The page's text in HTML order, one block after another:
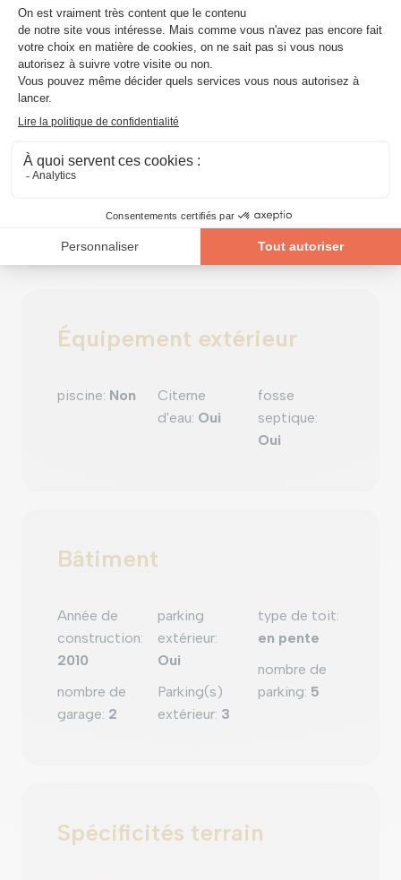
individuel au sol
vitrage :isol.
thermique
Équipements techniques
châssis:pvc
Équipement extérieur
piscine: Non
Citerne
d'eau: Oui
fosse
septique:
Oui
Bâtiment
Année de
construction:
2010
nombre de
garage: 2
parking
extérieur:
Oui
Parking(s)
extérieur: 3
type de toit:
en pente
nombre de
parking: 5
Spécificités terrain